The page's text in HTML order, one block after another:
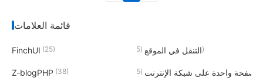
قائمة العلامات
FinchUI (25) التنقل في الموقع(5)
Z-blogPHP (38) صفحة واحدة على شبكة الإنترنت